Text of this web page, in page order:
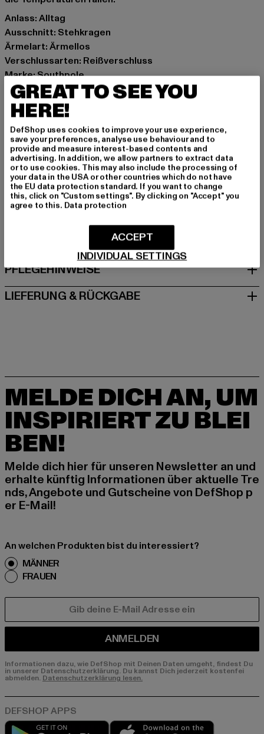
Anlass: Alltag
Ausschnitt: Stehkragen
Ärmelart: Ärmellos
Verschlussarten: Reißverschluss
Marke: Southpole
Kat.: Westen
Farbe: schwarz
Hersteller Farbe: black
Materialzusammensetzung: 100% Polyester
Art.Nr: 6072255-00007
Hersteller: TB International GmbH |info@tbint.de
Dr.-Robert-Murjahn-Straße 7 | 64372 Ober-Ramstadt |
DE
GRÖSSE & PASSFORM
PFLEGEHINWEISE
LIEFERUNG & RÜCKGABE
MELDE DICH AN, UM
INSPIRIERT ZU BLEI
BEN!
Melde dich hier für unseren Newsletter an und
erhalte künftig Informationen über aktuelle Tre
nds, Angebote und Gutscheine von DefShop p
er E-Mail!
An welchen Produkten bist du interessiert?
MÄNNER
FRAUEN
ANMELDEN
Informationen dazu, wie DefShop mit Deinen Daten umgeht, findest Du
in unserer Datenschutzerklärung. Du kannst Dich jederzeit kostenfei
abmelden. Datenschutzerklärung lesen.
Play market
GREAT TO SEE YOU
HERE!
DefShop uses cookies to improve your use experience,
save your preferences, analyse use behaviour and to
provide and measure interest-based contents and
advertising. In addition, we allow partners to extract data
or to use cookies. This may also include the processing of
your data in the USA or other countries which do not have
the EU data protection standard. If you want to change
this, click on "Custom settings". By clicking on "Accept" you
agree to this. Data protection
INDIVIDUAL SETTINGS
ACCEPT